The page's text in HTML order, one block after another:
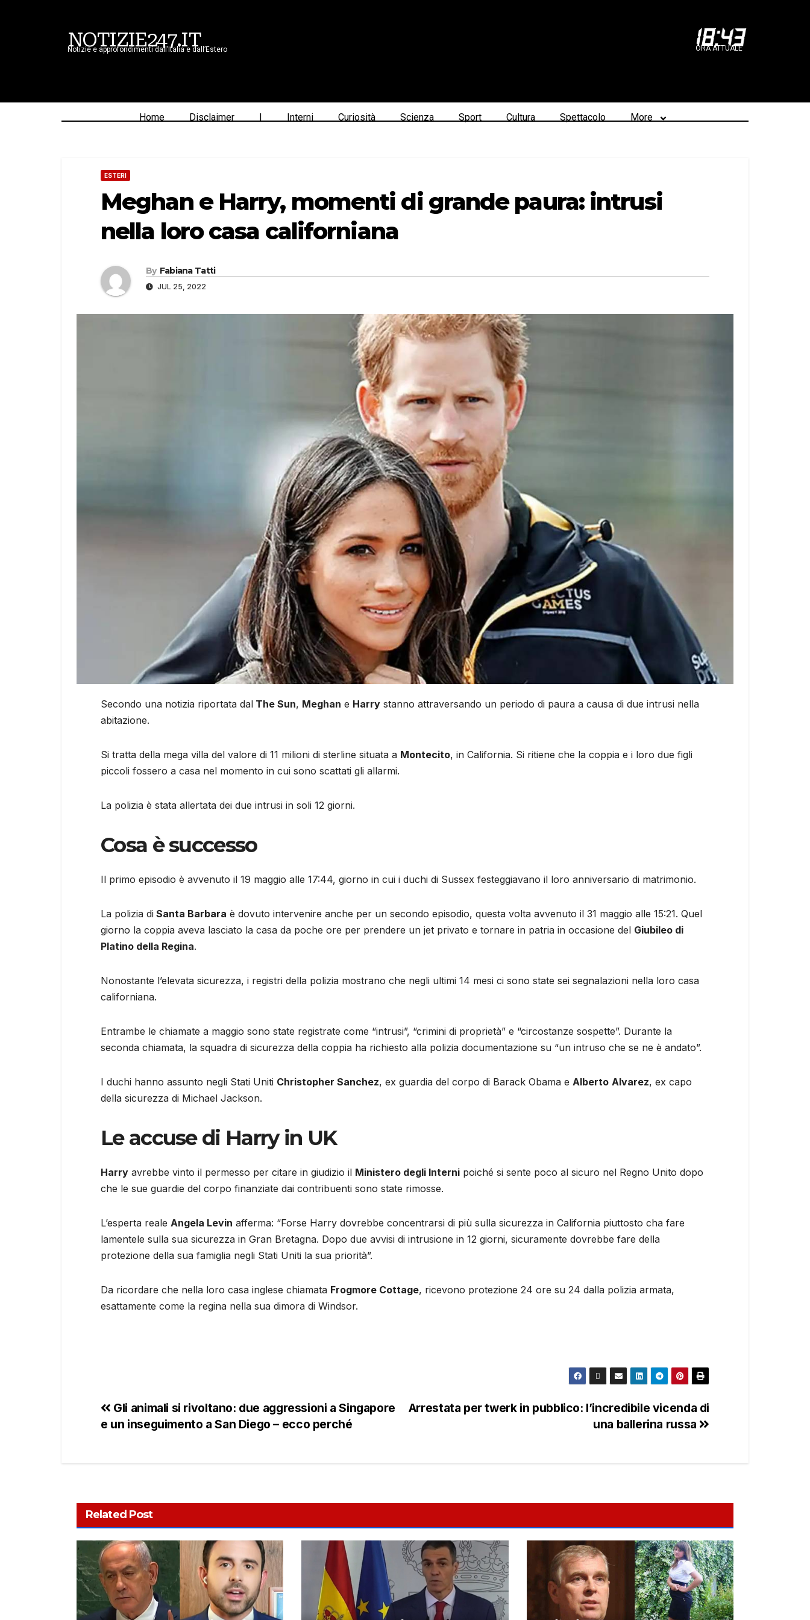
NOTIZIE247.IT
Notizie e approfondimenti dall’Italia e dall’Estero 18:43
ORA ATTUALE
Home Disclaimer | Interni Curiosità Scienza Sport Cultura Spettacolo More
ESTERI
Meghan e Harry, momenti di grande paura: intrusi
nella loro casa californiana
By Fabiana Tatti
JUL 25, 2022
Secondo una notizia riportata dal The Sun, Meghan e Harry stanno attraversando un periodo di paura a causa di due intrusi nella
abitazione.
Si tratta della mega villa del valore di 11 milioni di sterline situata a Montecito, in California. Si ritiene che la coppia e i loro due figli
piccoli fossero a casa nel momento in cui sono scattati gli allarmi.
La polizia è stata allertata dei due intrusi in soli 12 giorni.
Cosa è successo
Il primo episodio è avvenuto il 19 maggio alle 17:44, giorno in cui i duchi di Sussex festeggiavano il loro anniversario di matrimonio.
La polizia di Santa Barbara è dovuto intervenire anche per un secondo episodio, questa volta avvenuto il 31 maggio alle 15:21. Quel
giorno la coppia aveva lasciato la casa da poche ore per prendere un jet privato e tornare in patria in occasione del Giubileo di
Platino della Regina.
Nonostante l’elevata sicurezza, i registri della polizia mostrano che negli ultimi 14 mesi ci sono state sei segnalazioni nella loro casa
californiana.
Entrambe le chiamate a maggio sono state registrate come “intrusi”, “crimini di proprietà” e “circostanze sospette”. Durante la
seconda chiamata, la squadra di sicurezza della coppia ha richiesto alla polizia documentazione su “un intruso che se ne è andato”.
I duchi hanno assunto negli Stati Uniti Christopher Sanchez, ex guardia del corpo di Barack Obama e Alberto Alvarez, ex capo
della sicurezza di Michael Jackson.
Le accuse di Harry in UK
Harry avrebbe vinto il permesso per citare in giudizio il Ministero degli Interni poiché si sente poco al sicuro nel Regno Unito dopo
che le sue guardie del corpo finanziate dai contribuenti sono state rimosse.
L’esperta reale Angela Levin afferma: “Forse Harry dovrebbe concentrarsi di più sulla sicurezza in California piuttosto cha fare
lamentele sulla sua sicurezza in Gran Bretagna. Dopo due avvisi di intrusione in 12 giorni, sicuramente dovrebbe fare della
protezione della sua famiglia negli Stati Uniti la sua priorità”.
Da ricordare che nella loro casa inglese chiamata Frogmore Cottage, ricevono protezione 24 ore su 24 dalla polizia armata,
esattamente come la regina nella sua dimora di Windsor.
Arrestata per twerk in pubblico: l’incredibile vicenda di
una ballerina russa
Gli animali si rivoltano: due aggressioni a Singapore
e un inseguimento a San Diego – ecco perché
Related Post